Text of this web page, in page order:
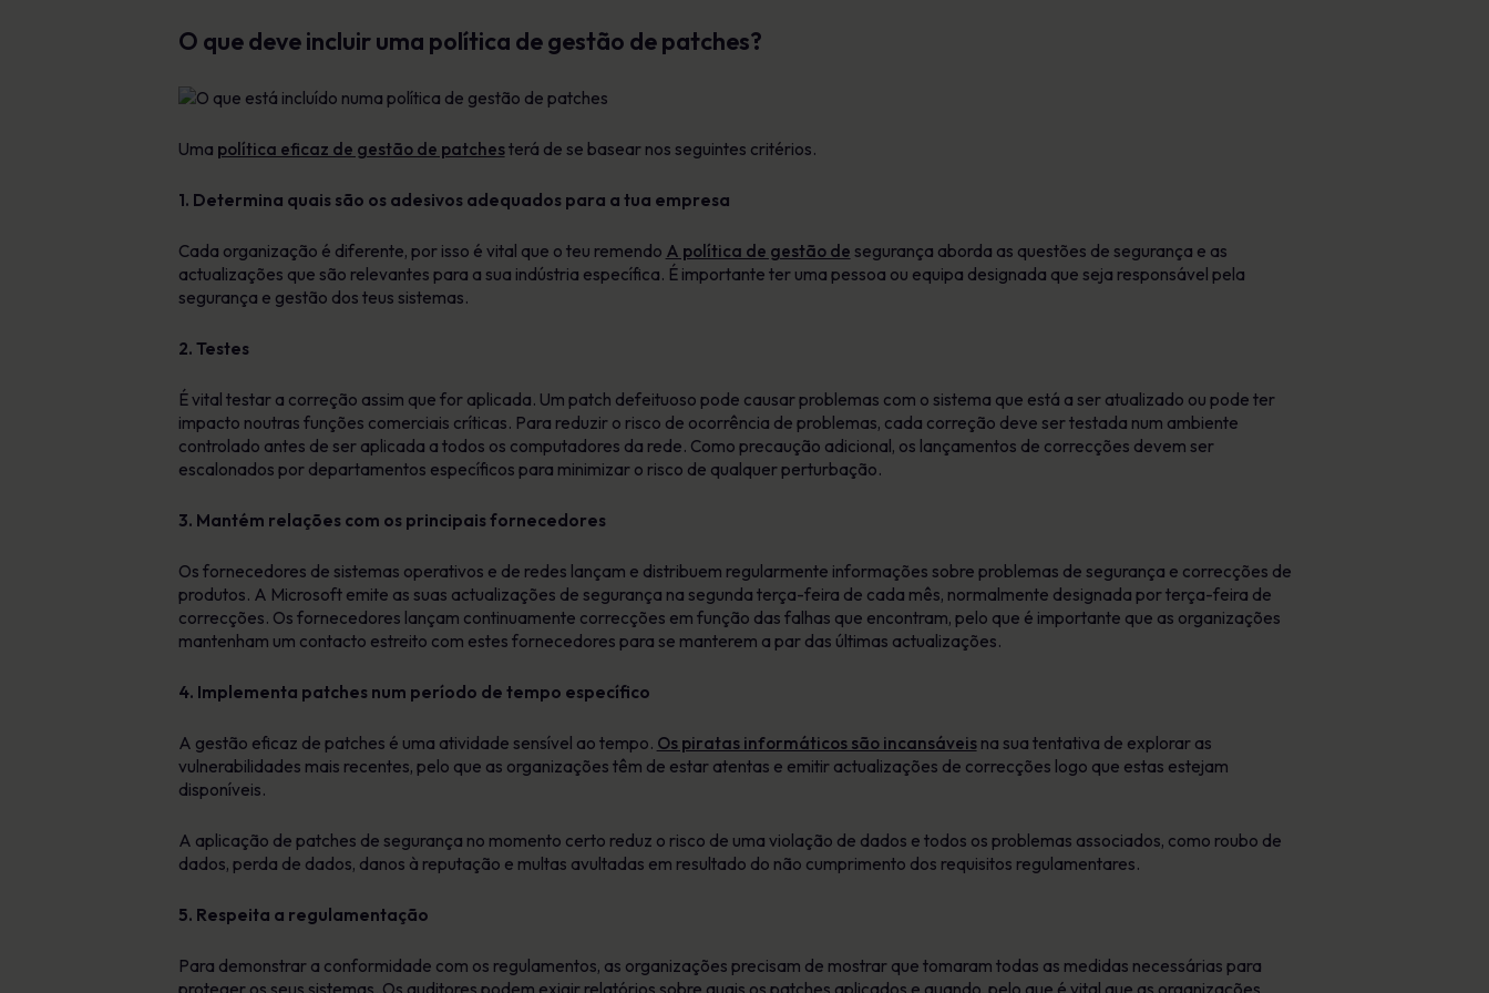
O que deve incluir uma política de gestão de patches?
Uma política eficaz de gestão de patchesterá de se basear nos seguintes critérios.
1. Determina quais são os adesivos adequados para a tua empresa
Cada organização é diferente, por isso é vital que o teu remendo A política de gestão de segurança aborda as questões de segurança e as
actualizações que são relevantes para a sua indústria específica. É importante ter uma pessoa ou equipa designada que seja responsável pela
segurança e gestão dos teus sistemas.
2. Testes
É vital testar a correção assim que for aplicada. Um patch defeituoso pode causar problemas com o sistema que está a ser atualizado ou pode ter
impacto noutras funções comerciais críticas. Para reduzir o risco de ocorrência de problemas, cada correção deve ser testada num ambiente
controlado antes de ser aplicada a todos os computadores da rede. Como precaução adicional, os lançamentos de correcções devem ser
escalonados por departamentos específicos para minimizar o risco de qualquer perturbação.
3. Mantém relações com os principais fornecedores
Os fornecedores de sistemas operativos e de redes lançam e distribuem regularmente informações sobre problemas de segurança e correcções de
produtos. A Microsoft emite as suas actualizações de segurança na segunda terça-feira de cada mês, normalmente designada por terça-feira de
correcções. Os fornecedores lançam continuamente correcções em função das falhas que encontram, pelo que é importante que as organizações
mantenham um contacto estreito com estes fornecedores para se manterem a par das últimas actualizações.
4. Implementa patches num período de tempo específico
A gestão eficaz de patches é uma atividade sensível ao tempo. Os piratas informáticos são incansáveisna sua tentativa de explorar as
vulnerabilidades mais recentes, pelo que as organizações têm de estar atentas e emitir actualizações de correcções logo que estas estejam
disponíveis.
A aplicação de patches de segurança no momento certo reduz o risco de uma violação de dados e todos os problemas associados, como roubo de
dados, perda de dados, danos à reputação e multas avultadas em resultado do não cumprimento dos requisitos regulamentares.
5. Respeita a regulamentação
Para demonstrar a conformidade com os regulamentos, as organizações precisam de mostrar que tomaram todas as medidas necessárias para
proteger os seus sistemas. Os auditores podem exigir relatórios sobre quais os patches aplicados e quando, pelo que é vital que as organizações